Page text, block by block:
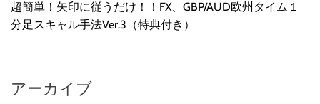
超簡単！矢印に従うだけ！！FX、GBP/AUD欧州タイム１
分足スキャル手法Ver.3（特典付き）
アーカイブ